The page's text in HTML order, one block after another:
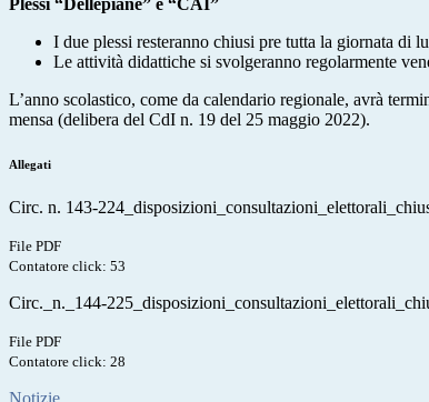
I due plessi resteranno chiusi pre tutta la giornata di
Le attività didattiche si svolgeranno regolarmente
L’anno scolastico, come da calendario regionale, avrà
mensa (delibera del CdI n. 19 del 25 maggio 2022).
Allegati
Circ. n. 143-
File PDF
Contatore click: 53
Circ._n._144-
File PDF
Contatore click: 28